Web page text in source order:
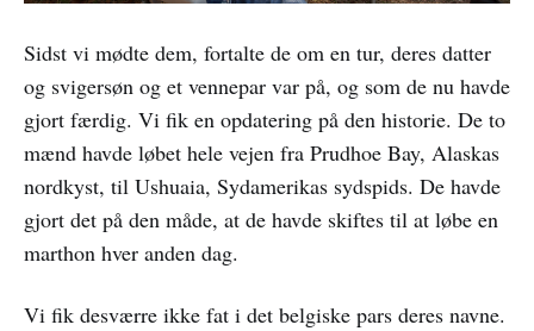
Sidst vi mødte dem, fortalte de om en tur, deres datter
og svigersøn og et vennepar var på, og som de nu havde
gjort færdig. Vi fik en opdatering på den historie. De to
mænd havde løbet hele vejen fra Prudhoe Bay, Alaskas
nordkyst, til Ushuaia, Sydamerikas sydspids. De havde
gjort det på den måde, at de havde skiftes til at løbe en
marthon hver anden dag.
Vi fik desværre ikke fat i det belgiske pars deres navne.